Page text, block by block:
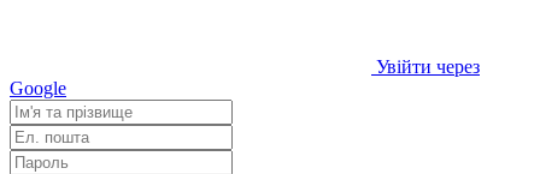
Увійти через
Google